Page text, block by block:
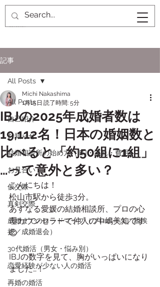
記事
All Posts
自己紹介
お知らせ
結婚相談所の始め方（IBJ・流れ・費用）
お見合い
仮交際
真剣交際
成婚までのロードマップ（プロポーズ／親挨
拶／成婚退会）
30代婚活（男女・悩み別）
恋愛経験が少ない人の婚活
再婚の婚活
All Posts
IBJの2025年成婚者数は
19,112名！日本の婚姻数と
比べると「約50組に1組」
…って意外と多い？
Michi Nakashima
1月15日 読了時間: 5分
こんにちは！
松山市駅から徒歩3分。
あすなる愛媛の結婚相談所、プロの心
理カウンセラーで仲人の中嶋美知です
😊
IBJの数字を見て、胸がいっぱいになり
ました…！